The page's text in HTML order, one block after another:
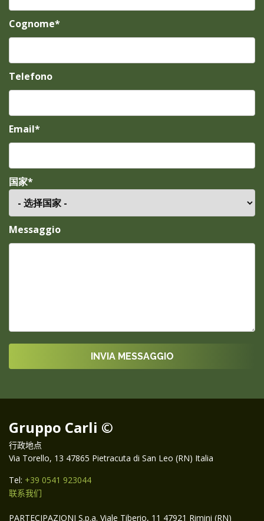
Cognome*
Telefono
Email*
国家*
Messaggio
Gruppo Carli ©
行政地点
Via Torello, 13 47865 Pietracuta di San Leo (RN) Italia
Tel: +39 0541 923044
联系我们
PARTECIPAZIONI S.p.a. Viale Tiberio, 11 47921 Rimini (RN)